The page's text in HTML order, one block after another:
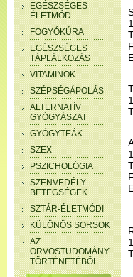
EGÉSZSÉGES
ÉLETMÓD
FOGYÓKÚRA
EGÉSZSÉGES
TÁPLÁLKOZÁS
VITAMINOK
SZÉPSÉGÁPOLÁS
ALTERNATÍV
GYÓGYÁSZAT
GYÓGYTEÁK
SZEX
PSZICHOLÓGIA
SZENVEDÉLY-
BETEGSÉGEK
SZTÁR-ÉLETMÓDI
KÜLÖNÖS SORSOK
AZ
ORVOSTUDOMÁNY
TÖRTÉNETÉBŐL